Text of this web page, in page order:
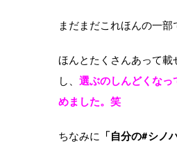
まだまだこれほんの一部
ほんとたくさんあって載
し、 選ぶのしんどくなっ
めました。笑
ちなみに 「自分の#シノ